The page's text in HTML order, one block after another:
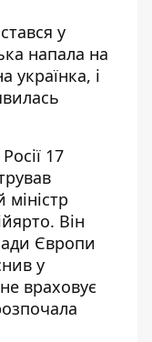
у
напала на
і
17
міністр
Він
Європи
у
враховує